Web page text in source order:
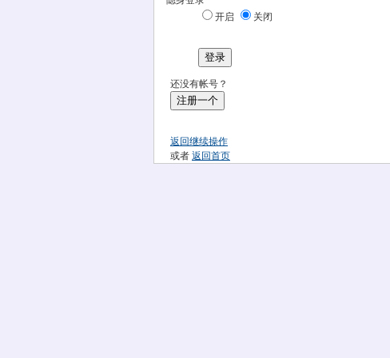
开启
关闭
登录
还没有帐号？
注册一个
返回继续操作
或者 返回首页